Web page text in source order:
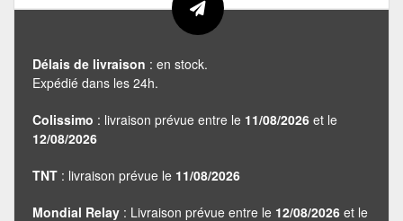
Délais de livraison : en stock.
Expédié dans les 24h.
Colissimo : livraison prévue entre le 11/08/2026 et le
12/08/2026
TNT : livraison prévue le 11/08/2026
Mondial Relay : Livraison prévue entre le 12/08/2026 et le